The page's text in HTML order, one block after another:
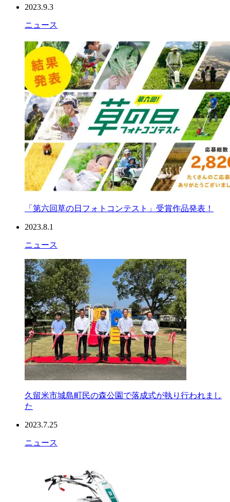
2023.9.3
ニュース
「第六回草の日フォトコンテスト」受賞作品発表！
2023.8.1
ニュース
久留米市城島町民の森公園で落成式が執り行われまし
た
2023.7.25
ニュース